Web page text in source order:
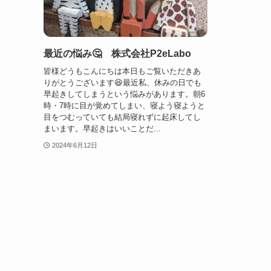
最近の悩み🤔 株式会社P2eLabo
皆様どうもこんにちは本日もご覧いただきあ
りがとうございます😆最近私、休みの日でも
早起きしてしまうという悩みがあります。朝6
時・7時に目が覚めてしまい、寝よう寝ようと
目をつむっていても結局寝れずに起床してし
まいます。早起きはいいことだ...
2024年6月12日